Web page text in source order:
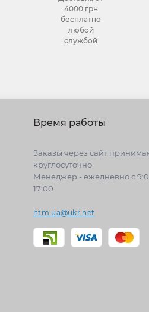
4000 грн
бесплатно
любой
службой
Время работы
Заказы через сайт
круглосуточно
Менеджер - ежедневно с
17:00
ntm.ua@ukr.net